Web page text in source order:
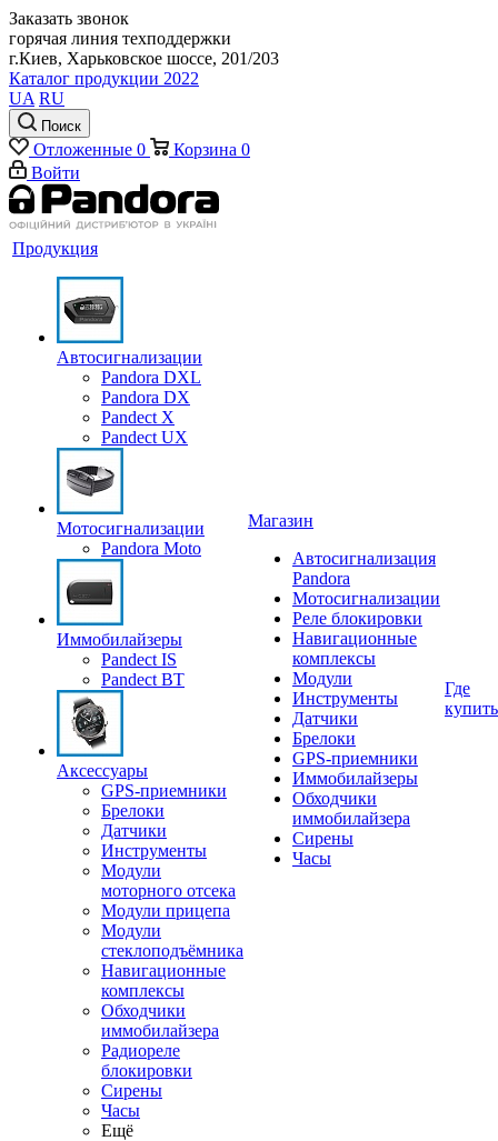
Заказать звонок
горячая линия техподдержки
г.Киев, Харьковское шоссе, 201/203
Каталог продукции 2022
UA RU
Поиск
Отложенные 0 Корзина 0
Войти
Продукция
Автосигнализации
Pandora DXL
Pandora DX
Pandect X
Pandect UX
Мотосигнализации
Pandora Moto
Иммобилайзеры
Pandect IS
Pandect BT
Аксессуары
GPS-приемники
Брелоки
Датчики
Инструменты
Модули
моторного отсека
Модули прицепа
Модули
стеклоподъёмника
Навигационные
комплексы
Обходчики
иммобилайзера
Радиореле
блокировки
Сирены
Часы
Ещё
Магазин
Автосигнализация
Pandora
Мотосигнализации
Реле блокировки
Навигационные
комплексы
Модули
Инструменты
Датчики
Брелоки
GPS-приемники
Иммобилайзеры
Обходчики
иммобилайзера
Сирены
Часы
Где
купить